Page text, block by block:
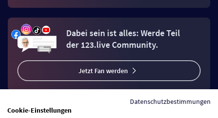
Dabei sein ist alles: Werde Teil
der 123.live Community.
Jetzt Fan werden
Datenschutzbestimmungen
Cookie-Einstellungen